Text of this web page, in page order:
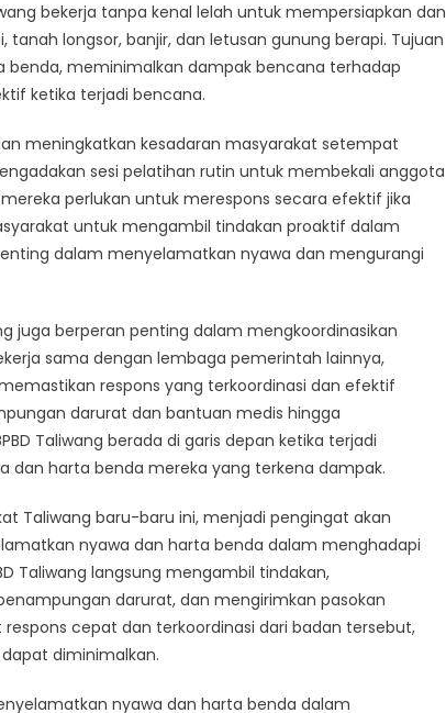
bekerja tanpa kenal lelah untuk mempersiapkan dan
longsor, banjir, dan letusan gunung berapi. Tujuan
meminimalkan dampak bencana terhadap
ketika terjadi bencana.
meningkatkan kesadaran masyarakat setempat
sesi pelatihan rutin untuk membekali anggota
perlukan untuk merespons secara efektif jika
untuk mengambil tindakan proaktif dalam
dalam menyelamatkan nyawa dan mengurangi
juga berperan penting dalam mengkoordinasikan
sama dengan lembaga pemerintah lainnya,
respons yang terkoordinasi dan efektif
darurat dan bantuan medis hingga
Taliwang berada di garis depan ketika terjadi
dan harta benda mereka yang terkena dampak.
Taliwang baru-baru ini, menjadi pengingat akan
nyawa dan harta benda dalam menghadapi
Taliwang langsung mengambil tindakan,
darurat, dan mengirimkan pasokan
cepat dan terkoordinasi dari badan tersebut,
diminimalkan.
nyawa dan harta benda dalam